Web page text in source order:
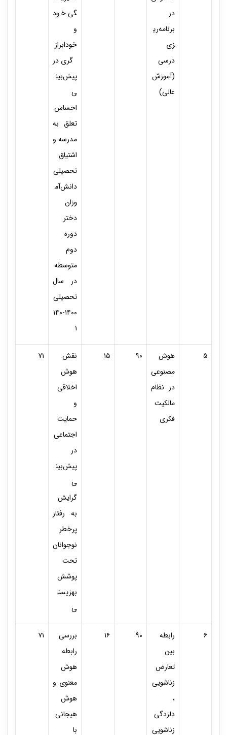
در
برنامه‌ری
زی
درسی
(آموزش
عالی)
گی خود
و
خودابراز
گری در
پیش‌بین
ی
احساس
تعلق به
مدرسه و
اشتیاق
تحصیلی
دانش‌آم
وزان
دختر
دوره
دوم
متوسطه
در سال
تحصیلی
۱۴۰۰-۱۴۰
۱
۵
هوش
مصنوعی
در نظام
مالکیت
فکری
۹۰ ۱۵
نقش
هوش
اخلاقی
و
حمایت
اجتماعی
در
پیش‌بین
ی
گرایش
به رفتار
پرخطر
نوجوانان
تحت
پوشش
بهزیست
ی
۷۱
۶
رابطه
بین
تعارض
زناشویی
،
دلزدگی
زناشویی
۹۰ ۱۶
بررسی
رابطه
هوش
معنوی و
هوش
هیجانی
با
۷۱